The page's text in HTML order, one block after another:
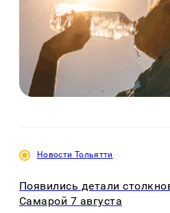
Новости Тольятти
Появились детали
Самарой 7 августа